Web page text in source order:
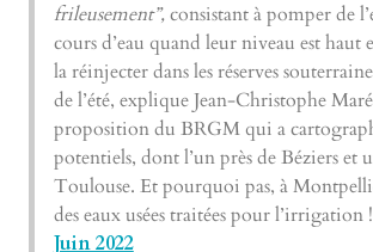
frileusement”,consistant à pomper de
cours d’eau quand leur niveau est
la réinjecter dans les réserves
de l’été, explique Jean-Christophe
proposition du BRGM qui a
potentiels, dont l’un près de Béziers et
Toulouse. Et pourquoi pas, à
des eaux usées traitées pour l’irrigation !
Juin 2022